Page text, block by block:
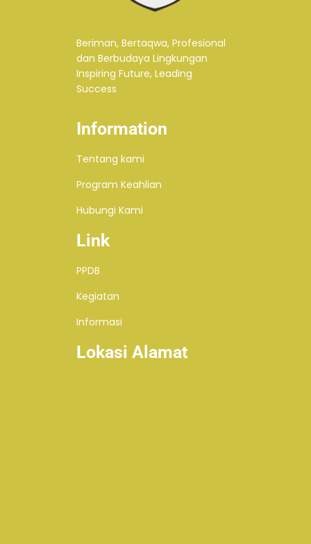
Beriman, Bertaqwa, Profesional
dan Berbudaya Lingkungan
Inspiring Future, Leading
Success
Information
Tentang kami
Program Keahlian
Hubungi Kami
Link
PPDB
Kegiatan
Informasi
Lokasi Alamat